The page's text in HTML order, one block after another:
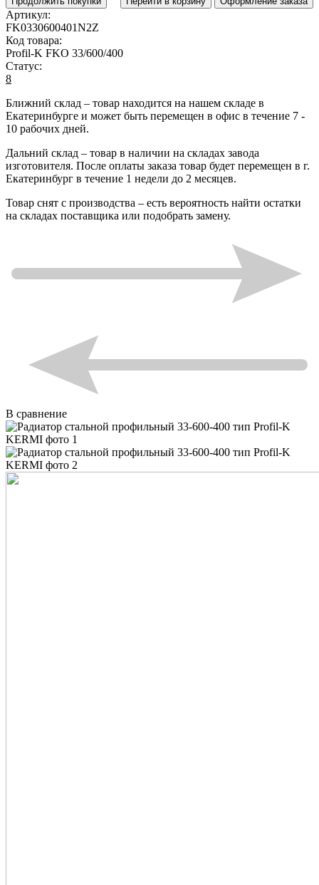
Артикул:
FK0330600401N2Z
Код товара:
Profil-K FKO 33/600/400
Статус:
8
Ближний склад – товар находится на нашем складе в
Екатеринбурге и может быть перемещен в офис в течение 7 -
10 рабочих дней.
Дальний склад – товар в наличии на складах завода
изготовителя. После оплаты заказа товар будет перемещен в г.
Екатеринбург в течение 1 недели до 2 месяцев.
Товар снят с производства – есть вероятность найти остатки
на складах поставщика или подобрать замену.
В сравнение